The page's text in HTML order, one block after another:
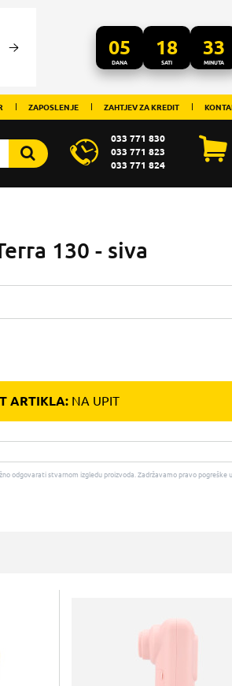
05
DANA
18
SATI
33
MINUTA
ZAPOSLENJE ZAHTJEV ZA KREDIT
033 771 830
033 771 823
033 771 824
130 - siva
ARTIKLA:NA UPIT
odgovarati stvarnom izgledu proizvoda. Zadržavamo pravo pogreške